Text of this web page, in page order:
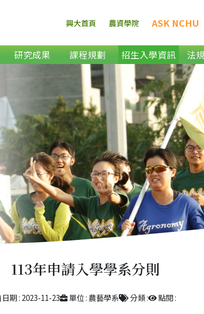
興大首頁 農資學院 ASK NCHU
研究成果 課程規劃 招生入學資訊 法
113年申請入學學系分則
日期 : 2023-11-23 單位 : 農藝學系 分類 : 點閱 :